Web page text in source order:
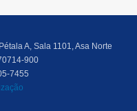
A, Sala 1101, Asa Norte
900
7455